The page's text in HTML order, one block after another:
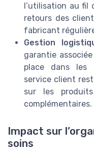
l’utilisation au fil
retours des
fabricant
Gestion
garantie
place dans les
service client
sur les
complémentaires.
Impact sur
soins